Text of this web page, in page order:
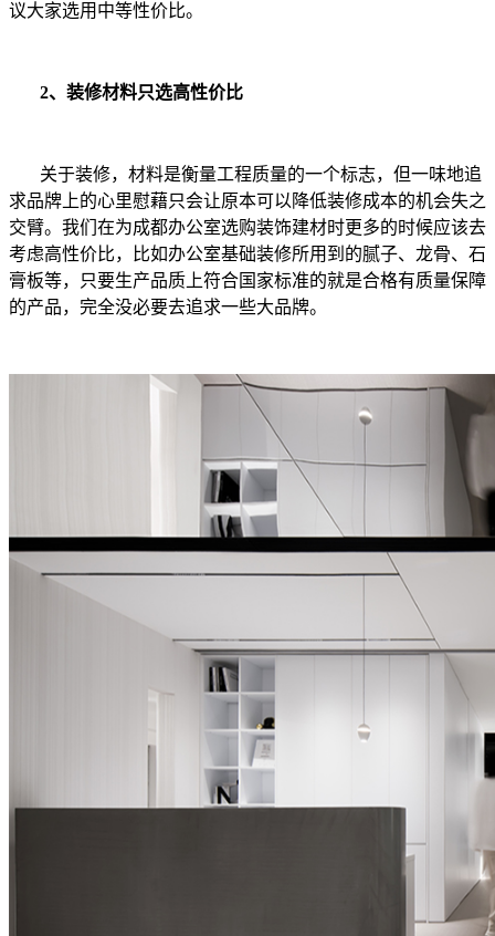
议大家选用中等性价比。
2、装修材料只选高性价比
关于装修，材料是衡量工程质量的一个标志，但一味地追
求品牌上的心里慰藉只会让原本可以降低装修成本的机会失之
交臂。我们在为成都办公室选购装饰建材时更多的时候应该去
考虑高性价比，比如办公室基础装修所用到的腻子、龙骨、石
膏板等，只要生产品质上符合国家标准的就是合格有质量保障
的产品，完全没必要去追求一些大品牌。